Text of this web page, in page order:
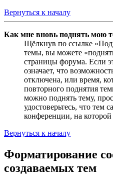
Вернуться к началу
Как мне вновь поднять мою
Щёлкнув по ссылке
темы, вы можете
страницы форума. Если
означает, что
отключена, или время,
повторного поднятия
можно поднять тему,
удостоверьтесь, что тем
конференции, на которой
Вернуться к началу
Форматирование
создаваемых тем